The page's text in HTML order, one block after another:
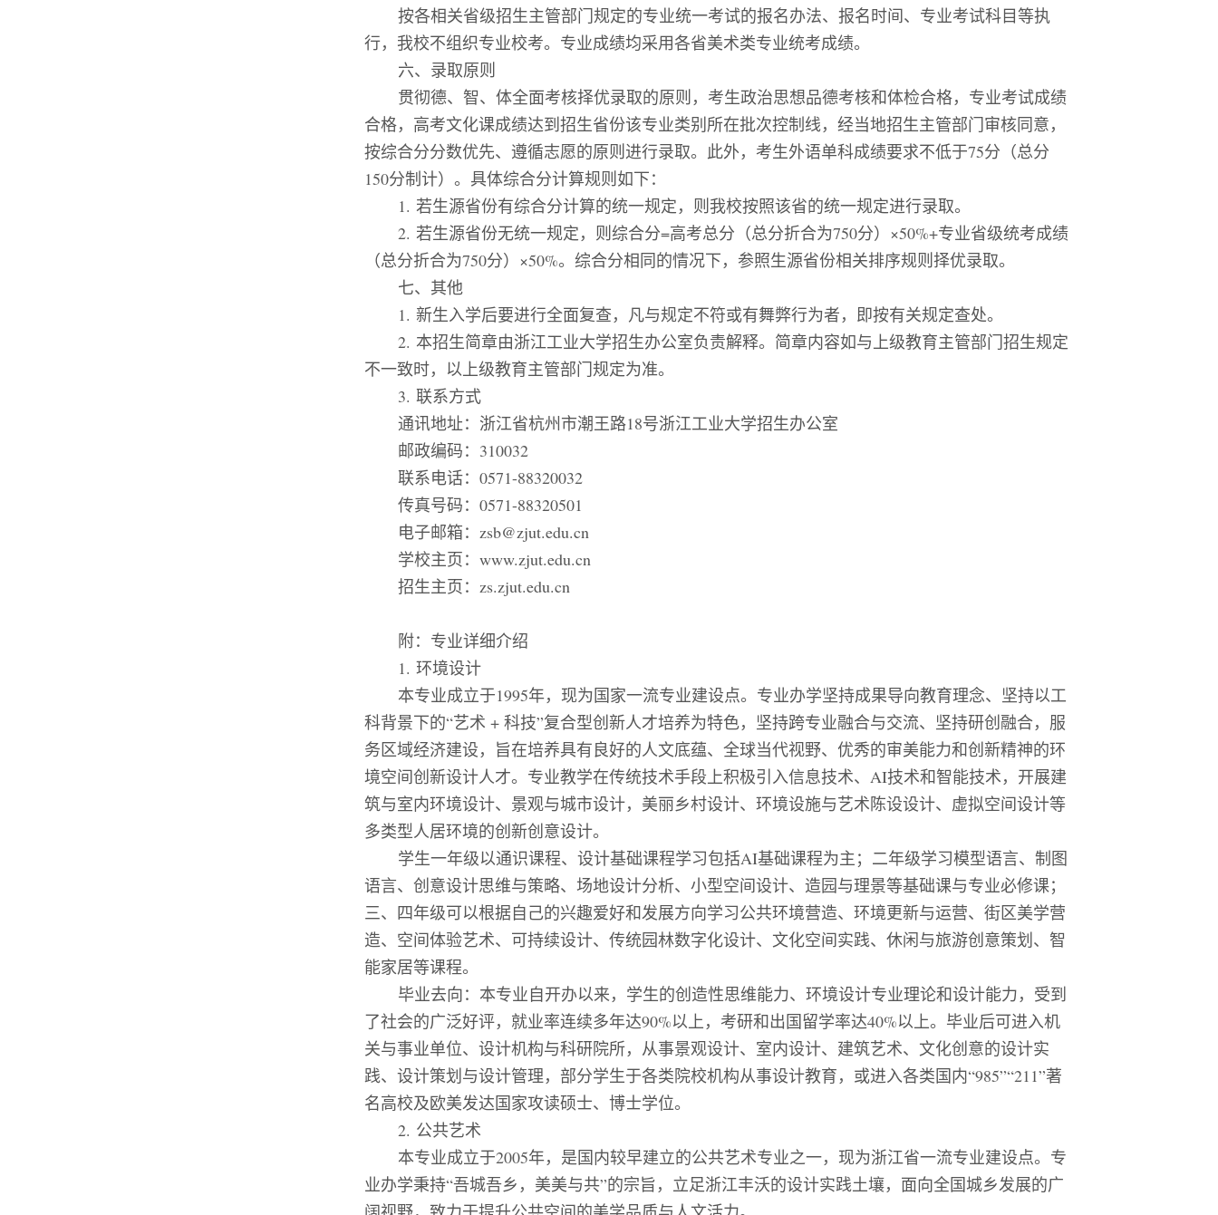
按各相关省级招生主管部门规定的专业统一考试的报名办法、报名时间、专业考试科目等执
行，我校不组织专业校考。专业成绩均采用各省美术类专业统考成绩。
六、录取原则
贯彻德、智、体全面考核择优录取的原则，考生政治思想品德考核和体检合格，专业考试成绩
合格，高考文化课成绩达到招生省份该专业类别所在批次控制线，经当地招生主管部门审核同意，
按综合分分数优先、遵循志愿的原则进行录取。 此外，考生外语单科成绩要求不低于75分（总分
150分制计）。 具体综合分计算规则如下：
1. 若生源省份有综合分计算的统一规定，则我校按照该省的统一规定进行录取。
2. 若生源省份无统一规定，则综合分=高考总分（总分折合为750分）×50%+专业省级统考成绩
（总分折合为750分）×50%。 综合分相同的情况下，参照生源省份相关排序规则择优录取。
七、 其他
1. 新生入学后要进行全面复查，凡与规定不符或有舞弊行为者，即按有关规定查处。
2. 本招生简章由浙江工业大学招生办公室负责解释。简章内容如与上级教育主管部门招生规定
不一致时，以上级教育主管部门规定为准。
3. 联系方式
通讯地址：浙江省杭州市潮王路18号浙江工业大学招生办公室
邮政编码： 310032
联系电话： 0571-88320032
传真号码： 0571-88320501
电子邮箱： zsb@zjut.edu.cn
学校主页： www.zjut.edu.cn
招生主页： zs.zjut.edu.cn
附：专业详细介绍
1. 环境设计
本专业成立于1995年，现为国家一流专业建设点。专业办学坚持成果导向教育理念、坚持以工
科背景下的“艺术 + 科技”复合型创新人才培养为特色，坚持跨专业融合与交流、坚持研创融合，服
务区域经济建设，旨在培养具有良好的人文底蕴、全球当代视野、优秀的审美能力和创新精神的环
境空间创新设计人才。专业教学在传统技术手段上积极引入信息技术、 AI技术和智能技术，开展建
筑与室内环境设计、景观与城市设计，美丽乡村设计、环境设施与艺术陈设设计、虚拟空间设计等
多类型人居环境的创新创意设计。
学生一年级以通识课程、设计基础课程学习包括AI基础课程为主；二年级学习模型语言、制图
语言、创意设计思维与策略、场地设计分析、小型空间设计、造园与理景等基础课与专业必修课；
三、四年级可以根据自己的兴趣爱好和发展方向学习公共环境营造、环境更新与运营、街区美学营
造、空间体验艺术、可持续设计、传统园林数字化设计、文化空间实践、休闲与旅游创意策划、智
能家居等课程。
毕业去向：本专业自开办以来，学生的创造性思维能力、环境设计专业理论和设计能力，受到
了社会的广泛好评，就业率连续多年达90%以上，考研和出国留学率达40%以上。毕业后可进入机
关与事业单位、设计机构与科研院所，从事景观设计、室内设计、建筑艺术、文化创意的设计实
践、设计策划与设计管理，部分学生于各类院校机构从事设计教育，或进入各类国内“985”“211”著
名高校及欧美发达国家攻读硕士、博士学位。
2. 公共艺术
本专业成立于2005年，是国内较早建立的公共艺术专业之一，现为浙江省一流专业建设点。专
业办学秉持“吾城吾乡，美美与共”的宗旨，立足浙江丰沃的设计实践土壤，面向全国城乡发展的广